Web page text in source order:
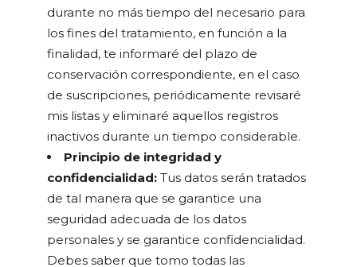
durante no más tiempo del necesario para
los fines del tratamiento, en función a la
finalidad, te informaré del plazo de
conservación correspondiente, en el caso
de suscripciones, periódicamente revisaré
mis listas y eliminaré aquellos registros
inactivos durante un tiempo considerable.
Principio de integridad y
confidencialidad: Tus datos serán tratados
de tal manera que se garantice una
seguridad adecuada de los datos
personales y se garantice confidencialidad.
Debes saber que tomo todas las